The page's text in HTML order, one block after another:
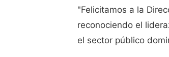
"Felicitamos a la
reconociendo el
el sector público